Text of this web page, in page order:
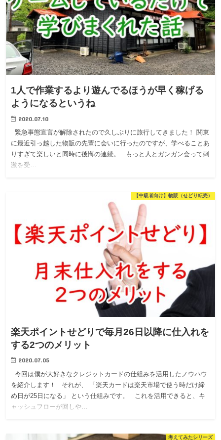
1人で作業するより遊んでるほうが早く稼げる
ようになるというね
2020.07.10
緊急事態宣言が解除されたので久しぶりに旅行してきました！ 関東
に最近引っ越した物販の先輩に会いに行ったのですが、学べることあ
りすぎて楽しいと同時に後悔の連続。 もっと人とガンガン会って刺
激を受…
【中級者向け】物販（せどり転売）
楽天ポイントせどりで毎月26日以降に仕入れを
する2つのメリット
2020.07.05
今回は僕が大好きなクレジットカードの仕組みを活用したノウハウ
を紹介します！ それが、 「楽天カードは楽天市場で使う時だけ締
め日が25日になる」 という仕組みです。 これを活用できると、キ
ャッシュフローが回しや…
考えてみたシリーズ